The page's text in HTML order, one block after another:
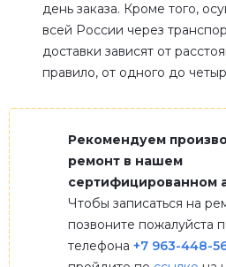
день заказа. Кроме того,
всей России через
доставки зависят от
правило, от одного до
Рекомендуем
ремонт в нашем
сертифицированном
Чтобы записаться на
позвоните пожалуйста
телефона +7 963-448-